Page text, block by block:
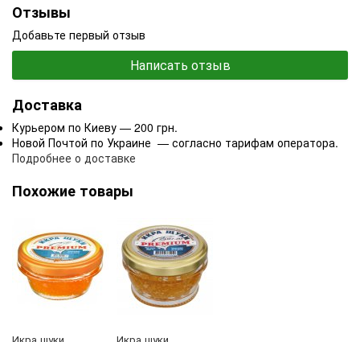
Отзывы
Добавьте первый отзыв
Написать отзыв
Доставка
Курьером по Киеву — 200 грн.
Новой Почтой по Украине — согласно тарифам оператора.
Подробнее о доставке
Похожие товары
Икра щуки Икра щуки